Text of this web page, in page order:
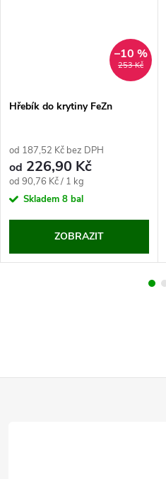
253 Kč
–10 %
Hřebík do krytiny FeZn
od 187,52 Kč bez DPH
od 226,90 Kč
Měrná
cena:
od 90,76 Kč / 1 kg
Skladem 8 bal
ZOBRAZIT